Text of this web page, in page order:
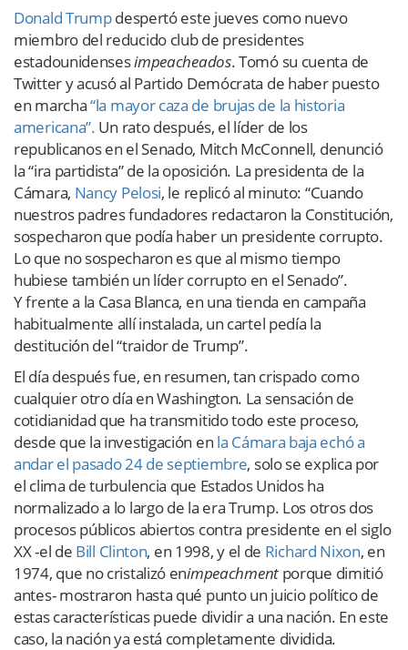
Donald Trumpdespertó este jueves como nuevo
miembro del reducido club de presidentes
estadounidensesimpeacheados. Tomó su cuenta de
Twitter y acusó al Partido Demócrata de haber puesto
en marcha“la mayor caza de brujas de la historia
americana”. Un rato después, el líder de los
republicanos en el Senado, Mitch McConnell, denunció
la “ira partidista” de la oposición. La presidenta de la
Cámara, Nancy Pelosi, le replicó al minuto: “Cuando
nuestros padres fundadores redactaron la Constitución,
sospecharon que podía haber un presidente corrupto.
Lo que no sospecharon es que al mismo tiempo
hubiese también un líder corrupto en el Senado”.
Y frente a la Casa Blanca, en una tienda en campaña
habitualmente allí instalada, un cartel pedía la
destitución del “traidor de Trump”.
El día después fue, en resumen, tan crispado como
cualquier otro día en Washington. La sensación de
cotidianidad que ha transmitido todo este proceso,
desde que la investigación en la Cámara baja echó a
andar el pasado 24 de septiembre, solo se explica por
el clima de turbulencia que Estados Unidos ha
normalizado a lo largo de la era Trump. Los otros dos
procesos públicos abiertos contra presidente en el siglo
XX -el de Bill Clinton, en 1998, y el de Richard Nixon, en
1974, que no cristalizó enimpeachmentporque dimitió
antes- mostraron hasta qué punto un juicio político de
estas características puede dividir a una nación. En este
caso, la nación ya está completamente dividida.